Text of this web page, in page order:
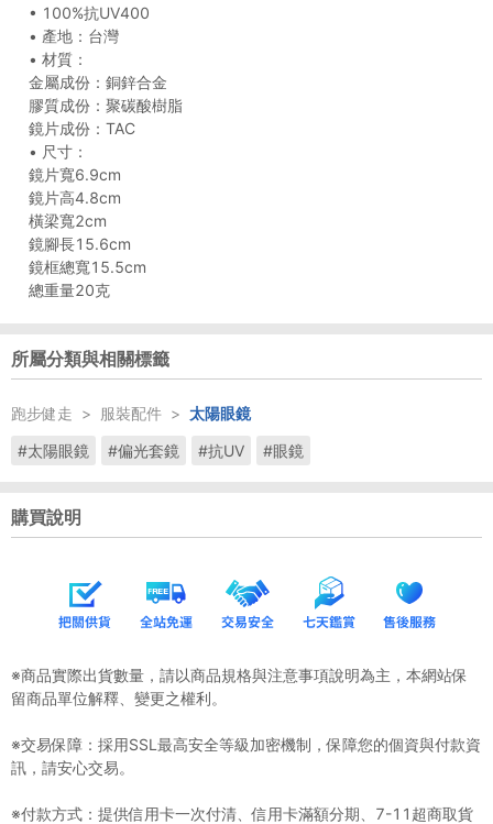
• 100%抗UV400
• 產地：台灣
• 材質：
金屬成份：銅鋅合金
膠質成份：聚碳酸樹脂
鏡片成份：TAC
• 尺寸：
鏡片寬6.9cm
鏡片高4.8cm
橫梁寬2cm
鏡腳長15.6cm
鏡框總寬15.5cm
總重量20克
所屬分類與相關標籤
跑步健走 > 服裝配件 > 太陽眼鏡
#太陽眼鏡
#偏光套鏡 #抗UV #眼鏡
購買說明
※商品實際出貨數量，請以商品規格與注意事項說明為主，本網站保
留商品單位解釋、變更之權利。
※交易保障：採用SSL最高安全等級加密機制，保障您的個資與付款資
訊，請安心交易。
※付款方式：提供信用卡一次付清、信用卡滿額分期、7-11超商取貨